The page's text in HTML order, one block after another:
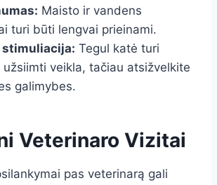
Maisto ir vandens
turi būti lengvai prieinami.
stimuliacija: Tegul katė turi
užsiimti veikla, tačiau atsižvelkite
galimybes.
Veterinaro Vizitai
pas veterinarą gali